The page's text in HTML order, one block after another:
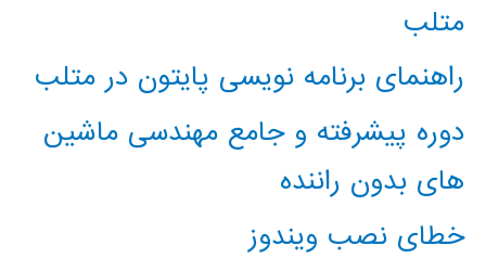
متلب
راهنمای برنامه نویسی پایتون در متلب
دوره پیشرفته و جامع مهندسی ماشین
های بدون راننده
خطای نصب ویندوز